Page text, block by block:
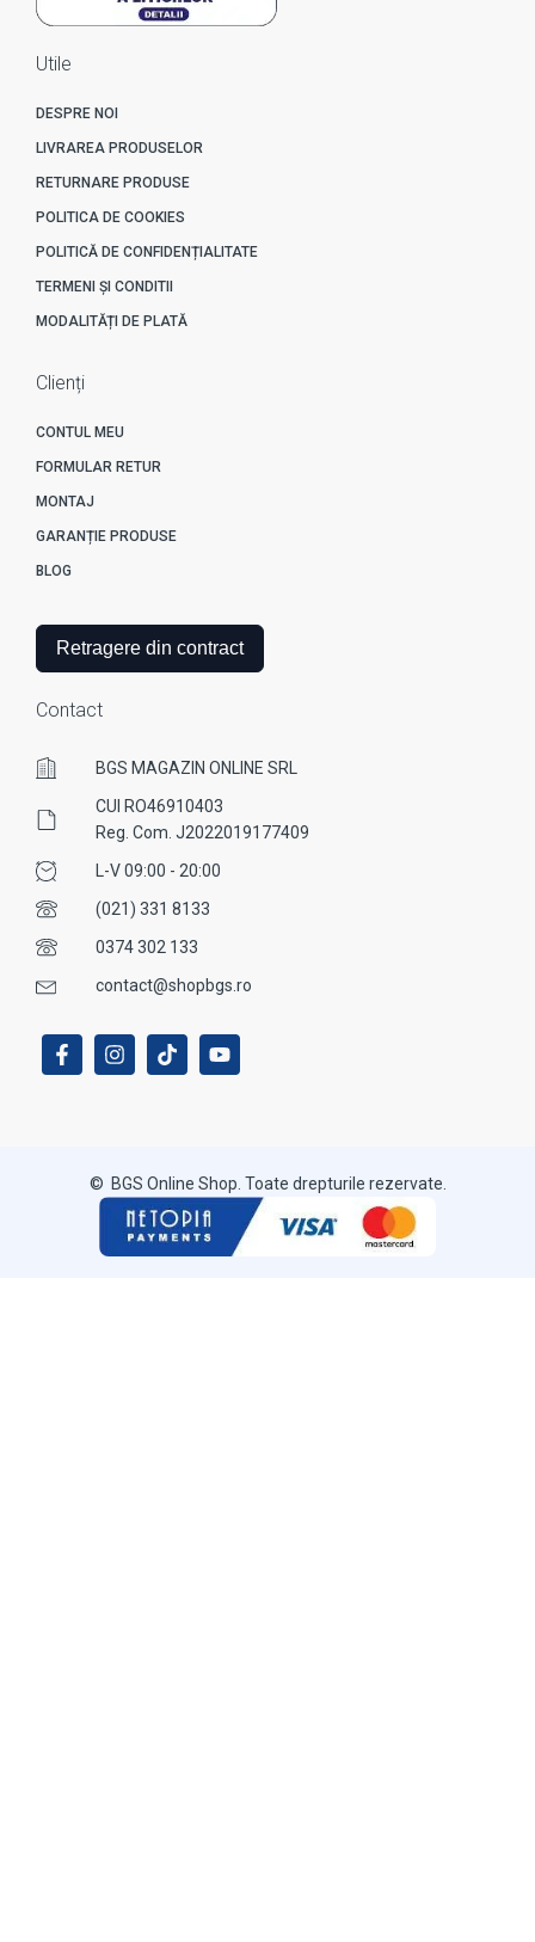
Utile
DESPRE NOI
LIVRAREA PRODUSELOR
RETURNARE PRODUSE
POLITICA DE COOKIES
POLITICĂ DE CONFIDENȚIALITATE
TERMENI ȘI CONDITII
MODALITĂȚI DE PLATĂ
Clienți
CONTUL MEU
FORMULAR RETUR
MONTAJ
GARANȚIE PRODUSE
BLOG
Retragere din contract
Contact
BGS MAGAZIN ONLINE SRL
CUI RO46910403
Reg. Com. J2022019177409
L-V 09:00 - 20:00
(021) 331 8133
0374 302 133
contact@shopbgs.ro
© BGS Online Shop. Toate drepturile rezervate.